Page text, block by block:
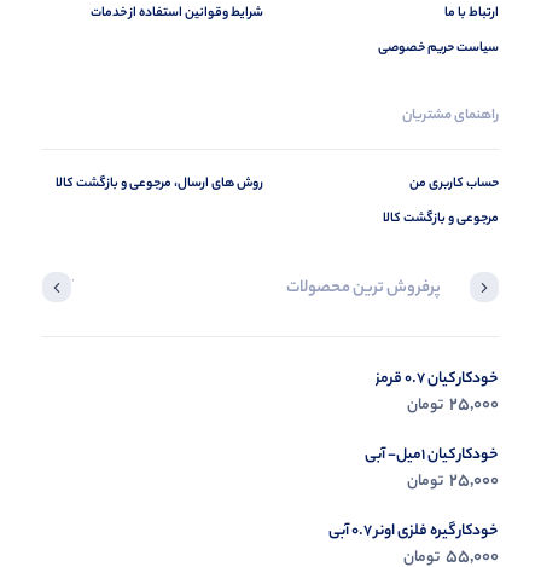
ارتباط با ما
سیاست حریم خصوصی
شرایط وقوانین استفاده از خدمات
راهنمای مشتریان
حساب کاربری من
مرجوعی و بازگشت کالا
روش های ارسال، مرجوعی و بازگشت کالا
پرفروش ترین محصولات آخرین
خودکار کیان 0.7 قرمز
25,000 تومان
خودکار کیان 1میل- آبی
25,000 تومان
خودکار گیره فلزی اونر 0.7 آبی
55,000 تومان